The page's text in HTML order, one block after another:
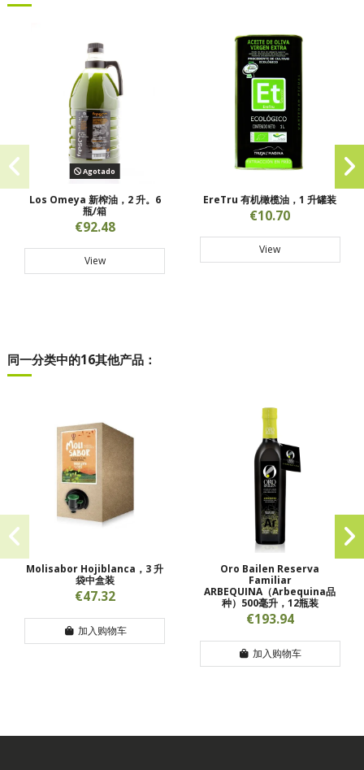
Agotado
Los Omeya 新榨油，2 升。6
瓶/箱
€92.48
View
EreTru 有机橄榄油，1 升罐装
€10.70
View
同一分类中的16其他产品：
Molisabor Hojiblanca，3 升
袋中盒装
€47.32
加入购物车
Oro Bailen Reserva
Familiar
ARBEQUINA（Arbequina品
种）500毫升，12瓶装
€193.94
加入购物车